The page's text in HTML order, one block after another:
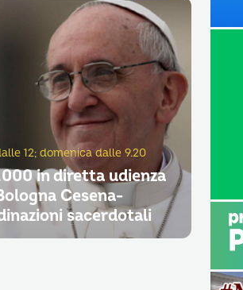
12; domenica dalle 9.20
in diretta udienza
Cesena-
sacerdotali